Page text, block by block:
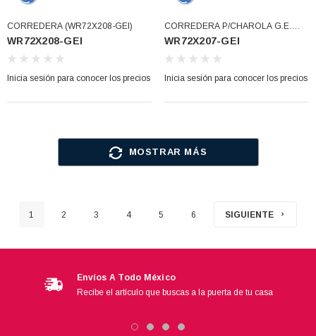
CORREDERA (WR72X208-GEI)
WR72X208-GEI
Inicia sesión para conocer los precios
CORREDERA P/CHAROLA G.E.
(WR72X207-GEI)
WR72X207-GEI
Inicia sesión para conocer los precios
MOSTRAR MÁS
1 2 3 4 5 6 SIGUIENTE
Envíos A Todo México
Recibe el artículo que buscas a la puerta de tu casa